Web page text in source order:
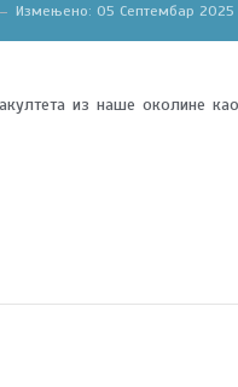
Измењено: 05 Септембар 2025
из наше околине